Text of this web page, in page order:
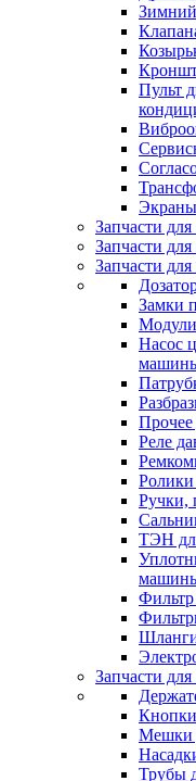
Пульт
Запчасти для
Запчасти для
Запчасти
Замки
Насос
Реле
Ручки,
ТЭН
Запчасти
Кнопки
Мешки
Трубы